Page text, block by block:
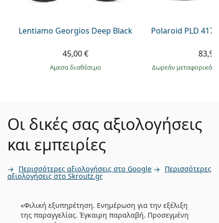
Lentiamo Georgios Deep Black
45,00 €
άμεσα διαθέσιμο
Polaroid PLD
Δωρεάν μεταφορικά
Οι δικές σας αξιολογήσεις
και εμπειρίες
Περισσότερες αξιολογήσεις στο Google Περισσότερες
αξιολογήσεις στο Skroutz.gr
Φιλική εξυπηρέτηση. Ενημέρωση για την εξέλιξη
της παραγγελίας. Έγκαιρη παραλαβή. Προσεγμένη